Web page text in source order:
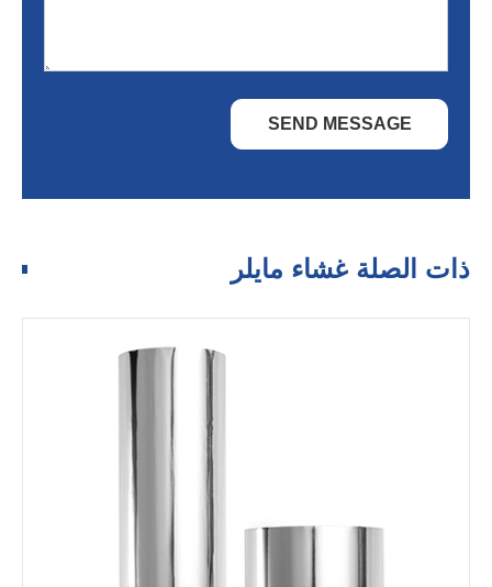
SEND MESSAGE
ذات الصلة غشاء مايلر